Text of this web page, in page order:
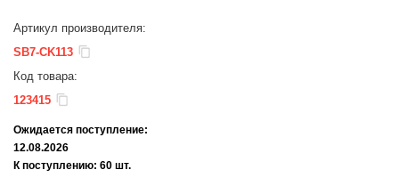
Артикул производителя:
SB7-CK113
Код товара:
123415
Ожидается поступление:
12.08.2026
К поступлению: 60 шт.